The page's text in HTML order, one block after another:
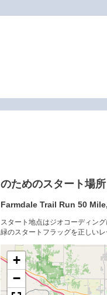
のためのスタート場所
Farmdale Trail Run 50
スタート地点はジオコーディン
緑のスタートフラッグを正しい
+
−